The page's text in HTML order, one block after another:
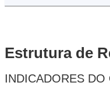
Estrutura de
INDICADORES